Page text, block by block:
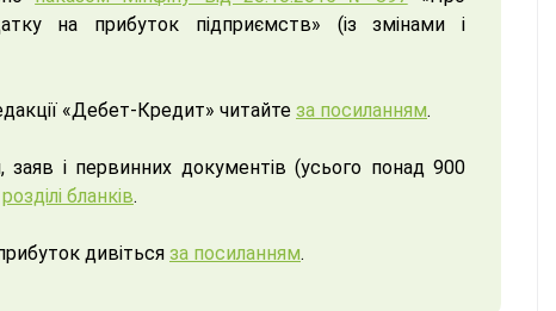
на прибуток підприємств» (із змінами і
«Дебет-Кредит» читайте за посиланням.
заяв і первинних документів (усього понад 900
розділі бланків.
дивіться за посиланням.